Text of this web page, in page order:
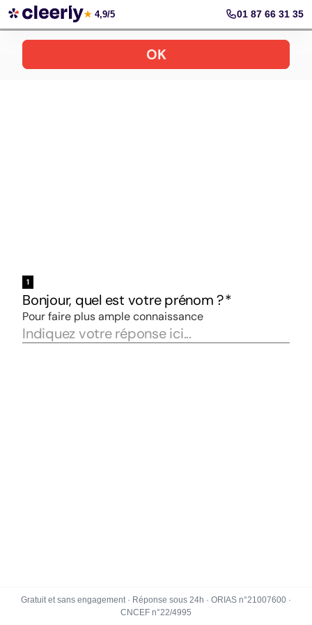
Votre simulation gratuite et personnalisée
★ 4,9/5 01 87 66 31 35
Gratuit et sans engagement · Réponse sous 24h · ORIAS n°21007600 ·
CNCEF n°22/4995